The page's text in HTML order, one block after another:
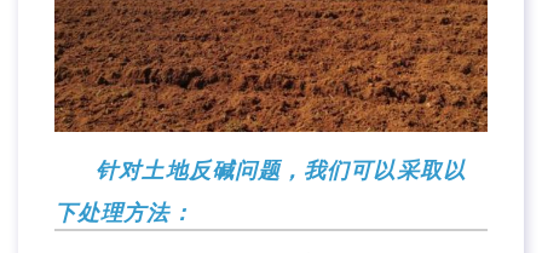
针对土地反碱问题，我们可以采取以
下处理方法：